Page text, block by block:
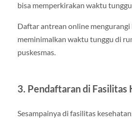
bisa memperkirakan waktu
Daftar antrean online
meminimalkan waktu tunggu di
puskesmas.
3. Pendaftaran di Fasilitas
Sesampainya di fasilitas